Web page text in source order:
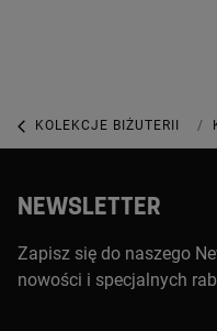
KOLEKCJE BIŻUTERII
NEWSLETTER
Zapisz się do naszego
nowości i specjalnych